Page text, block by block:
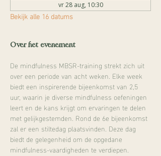
vr 28 aug, 10:30
Bekijk alle 16 datums
Over het evenement
De mindfulness MBSR-training strekt zich uit
over een periode van acht weken. Elke week
biedt een inspirerende bijeenkomst van 2,5
uur, waarin je diverse mindfulness oefeningen
leert en de kans krijgt om ervaringen te delen
met gelijkgestemden. Rond de 6e bijeenkomst
zal er een stiltedag plaatsvinden. Deze dag
biedt de gelegenheid om de opgedane
mindfulness-vaardigheden te verdiepen.